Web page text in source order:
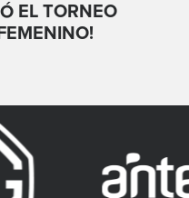
EL TORNEO